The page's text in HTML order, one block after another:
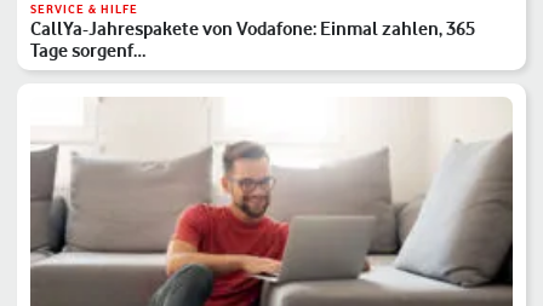
SERVICE & HILFE
CallYa-Jahrespakete von Vodafone: Einmal zahlen, 365
Tage sorgenf…